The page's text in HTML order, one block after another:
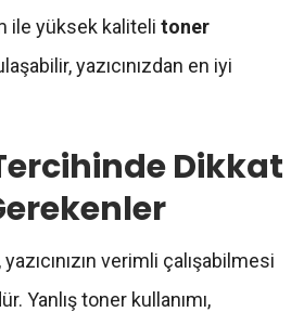
ile yüksek kaliteli toner
yazıcınızdan en iyi
Dikkat
verimli çalışabilmesi
Yanlış toner kullanımı,